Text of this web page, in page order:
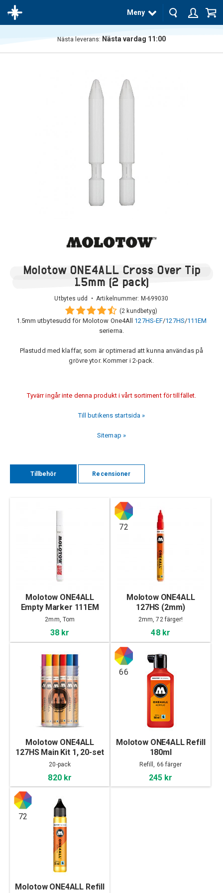
Meny
Nästa leverans: Nästa vardag 11:00
Molotow ONE4ALL Cross Over Tip
1.5mm (2 pack)
Utbytes udd • Artikelnummer: M-699030
(2 kundbetyg)
1.5mm utbytesudd för Molotow One4All 127HS-EF/127HS/111EM
serierna.
Plastudd med klaffar, som är optimerad att kunna användas på
grövre ytor. Kommer i 2-pack.
Tyvärr ingår inte denna produkt i vårt sortiment för tillfället.
Till butikens startsida »
Sitemap »
Tillbehör Recensioner
Molotow ONE4ALL
Empty Marker 111EM
(2mm)
2mm, Tom
38 kr
72
Molotow ONE4ALL
127HS (2mm)
2mm, 72 färger!
48 kr
Molotow ONE4ALL
127HS Main Kit 1, 20-set
20-pack
820 kr
66
Molotow ONE4ALL Refill
180ml
Refill, 66 färger
245 kr
72
Molotow ONE4ALL Refill